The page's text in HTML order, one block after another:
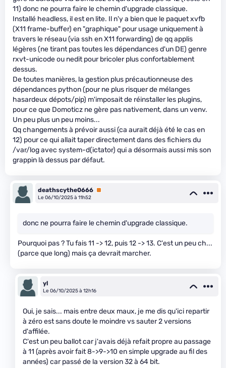
11) donc ne pourra faire le chemin d'upgrade classique.
Installé headless, il est en lite. Il n'y a bien que le paquet xvfb
(X11 frame-buffer) en "graphique" pour usage uniquement à
travers le réseau (via ssh en X11 forwarding) de qq applis
légères (ne tirant pas toutes les dépendances d'un DE) genre
rxvt-unicode ou nedit pour bricoler plus confortablement
dessus.
De toutes manières, la gestion plus précautionneuse des
dépendances python (pour ne plus risquer de mélanges
hasardeux dépots/pip) m'imposait de réinstaller les plugins,
pour ce que Domoticz ne gère pas nativement, dans un venv.
Un peu plus un peu moins...
Qq changements à prévoir aussi (ca aurait déjà été le cas en
12) pour ce qui allait taper directement dans des fichiers du
/var/log avec system-d(ictator) qui a désormais aussi mis son
grappin là dessus par défaut.
deathscythe0666 Premium
Le 06/10/2025 à 11h52
donc ne pourra faire le chemin d'upgrade classique.
Pourquoi pas ? Tu fais 11 -> 12, puis 12 -> 13. C'est un peu ch...
(parce que long) mais ça devrait marcher.
yl
Le 06/10/2025 à 12h16
Oui, je sais... mais entre deux maux, je me dis qu'ici repartir
à zéro est sans doute le moindre vs sauter 2 versions
d'affilée.
C'est un peu ballot car j'avais déjà refait propre au passage
à 11 (après avoir fait 8->9->10 en simple upgrade au fil des
années) car passé de la version 32 à 64 bit.